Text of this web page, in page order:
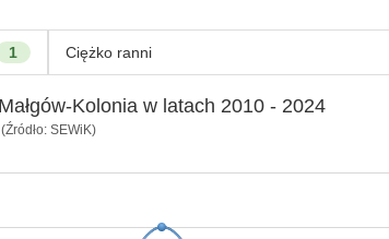
1 Ciężko ranni
Kolonia w latach 2010 - 2024
(Źródło: SEWiK)